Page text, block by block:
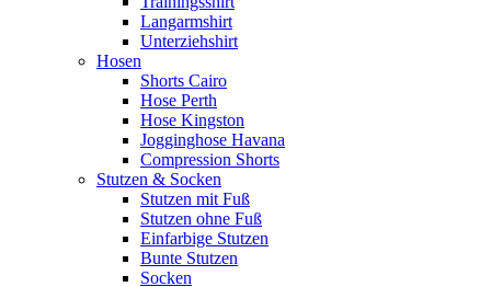
Langarmshirt
Unterziehshirt
Hosen
Shorts Cairo
Hose Perth
Hose Kingston
Jogginghose Havana
Compression Shorts
Stutzen & Socken
Stutzen mit Fuß
Stutzen ohne Fuß
Einfarbige Stutzen
Bunte Stutzen
Socken